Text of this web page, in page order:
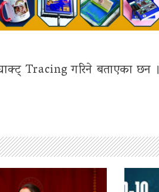
Tracing गरिने बताएका छन ।